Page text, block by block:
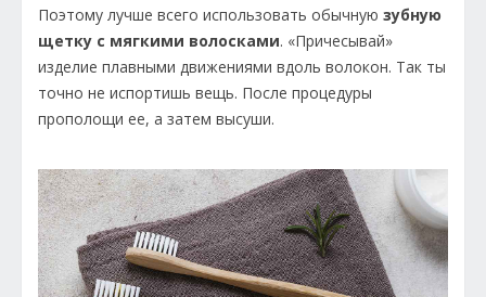
Поэтому лучше всего использовать обычную зубную
щетку с мягкими волосками. «Причесывай»
изделие плавными движениями вдоль волокон. Так ты
точно не испортишь вещь. После процедуры
прополощи ее, а затем высуши.